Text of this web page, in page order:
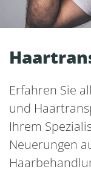
Erfahren Sie
und
Ihrem
Neuerungen